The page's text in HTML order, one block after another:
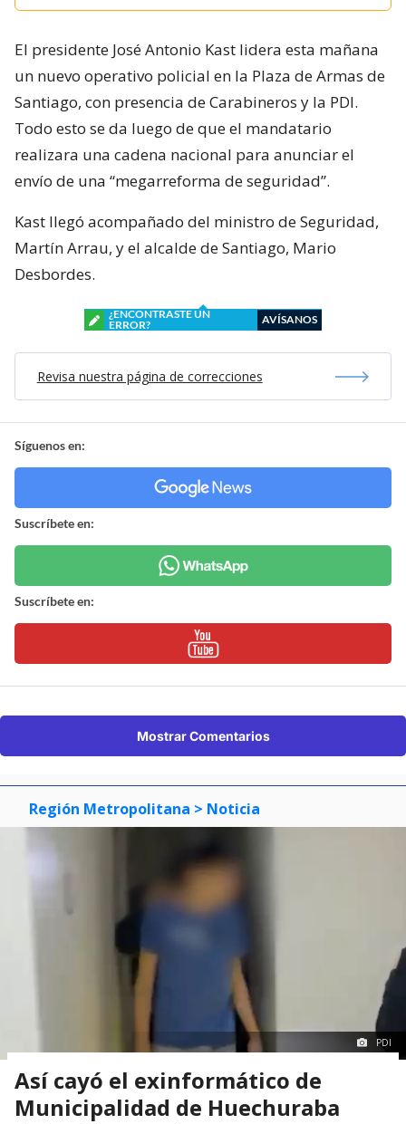
El presidente José Antonio Kast lidera esta mañana
un nuevo operativo policial en la Plaza de Armas de
Santiago, con presencia de Carabineros y la PDI.
Todo esto se da luego de que el mandatario
realizara una cadena nacional para anunciar el
envío de una “megarreforma de seguridad”.
Kast llegó acompañado del ministro de Seguridad,
Martín Arrau, y el alcalde de Santiago, Mario
Desbordes.
¿ENCONTRASTE UN
ERROR?
AVÍSANOS
Revisa nuestra página de correcciones
Síguenos en:
Suscríbete en:
Suscríbete en:
Mostrar Comentarios
Región Metropolitana > Noticia
PDI
Así cayó el exinformático de
Municipalidad de Huechuraba